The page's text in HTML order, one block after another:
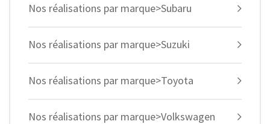
Nos réalisations par marque>Subaru
Nos réalisations par marque>Suzuki
Nos réalisations par marque>Toyota
Nos réalisations par marque>Volkswagen